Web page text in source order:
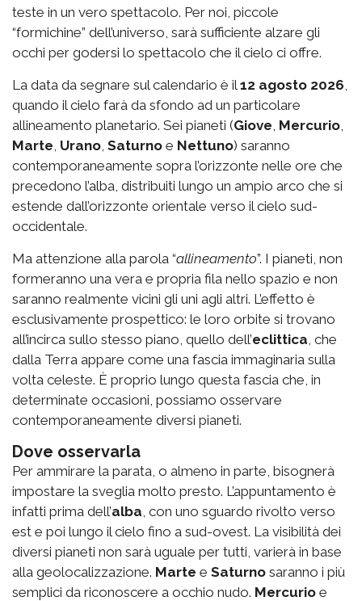
teste in un vero spettacolo. Per noi, piccole
“formichine” dell’universo, sarà sufficiente alzare gli
occhi per godersi lo spettacolo che il cielo ci offre.
La data da segnare sul calendario è il12 agosto 2026,
quando il cielo farà da sfondo ad un particolare
allineamento planetario. Sei pianeti (Giove, Mercurio,
Marte, Urano, Saturno e Nettuno) saranno
contemporaneamente sopra l’orizzonte nelle ore che
precedono l’alba, distribuiti lungo un ampio arco che si
estende dall’orizzonte orientale verso il cielo sud-
occidentale.
Ma attenzione alla parola “allineamento”. I pianeti, non
formeranno una vera e propria fila nello spazio e non
saranno realmente vicini gli uni agli altri. L’effetto è
esclusivamente prospettico: le loro orbite si trovano
all’incirca sullo stesso piano, quello dell’eclittica, che
dalla Terra appare come una fascia immaginaria sulla
volta celeste. È proprio lungo questa fascia che, in
determinate occasioni, possiamo osservare
contemporaneamente diversi pianeti.
Dove osservarla
Per ammirare la parata, o almeno in parte, bisognerà
impostare la sveglia molto presto. L’appuntamento è
infatti prima dell’alba, con uno sguardo rivolto verso
est e poi lungo il cielo fino a sud-ovest. La visibilità dei
diversi pianeti non sarà uguale per tutti, varierà in base
alla geolocalizzazione. Marte e Saturno saranno i più
semplici da riconoscere a occhio nudo. Mercurio e